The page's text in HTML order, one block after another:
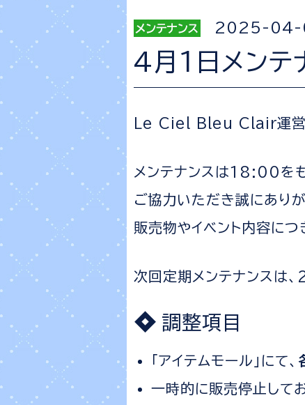
2025-04-
4月1日メンテ
Le Ciel Bleu Clair運営
メンテナンスは18:00をも
ご協力いただき誠にありが
販売物やイベント内容につ
次回定期メンテナンスは
調整項目
「アイテムモール」にて、
一時的に販売停止して